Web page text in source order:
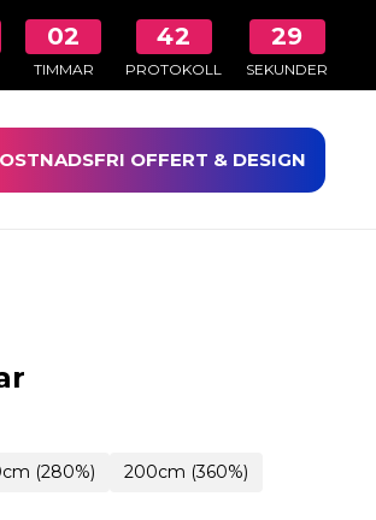
02
TIMMAR
42
PROTOKOLL
28
SEKUNDER
OFFERT & DESIGN
(280%)
200cm (360%)